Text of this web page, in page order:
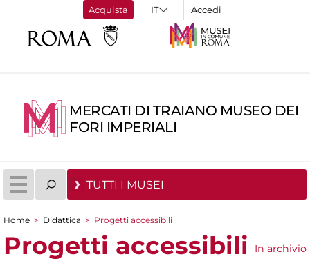
Acquista Accedi
MERCATI DI TRAIANO MUSEO DEI
FORI IMPERIALI
TUTTI I MUSEI
Tu sei qui
Home > Didattica > Progetti accessibili
Progetti accessibili In archivio